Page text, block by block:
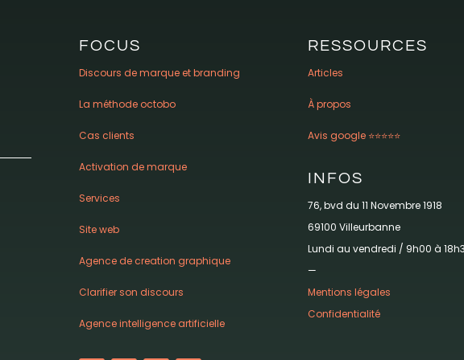
FOCUS
Discours de marque et branding
La méthode octobo
Cas clients
Activation de marque
Services
Site web
Agence de creation graphique
Clarifier son discours
Agence intelligence artificielle
RESSOURCES
Articles
À propos
Avis google ⭐️⭐️⭐️⭐️⭐️
INFOS
76, bvd du 11 Novembre 1918
69100 Villeurbanne
Lundi au vendredi / 9h00 à
—
Mentions légales
Confidentialité